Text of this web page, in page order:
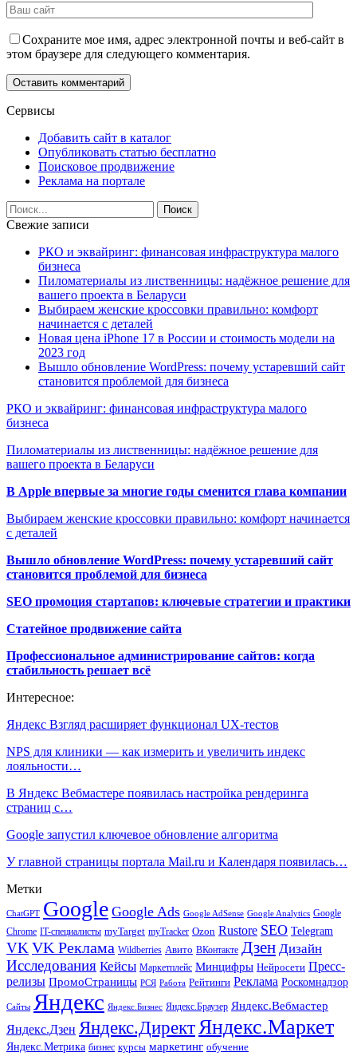
Сохраните мое имя, адрес электронной почты и веб-сайт в
этом браузере для следующего комментария.
Сервисы
Добавить сайт в каталог
Опубликовать статью бесплатно
Поисковое продвижение
Реклама на портале
Свежие записи
РКО и эквайринг: финансовая инфраструктура малого
бизнеса
Пиломатериалы из лиственницы: надёжное решение для
вашего проекта в Беларуси
Выбираем женские кроссовки правильно: комфорт
начинается с деталей
Новая цена iPhone 17 в России и стоимость модели на
2023 год
Вышло обновление WordPress: почему устаревший сайт
становится проблемой для бизнеса
РКО и эквайринг: финансовая инфраструктура малого
бизнеса
Пиломатериалы из лиственницы: надёжное решение для
вашего проекта в Беларуси
В Apple впервые за многие годы сменится глава компании
Выбираем женские кроссовки правильно: комфорт начинается
с деталей
Вышло обновление WordPress: почему устаревший сайт
становится проблемой для бизнеса
SEO промоция стартапов: ключевые стратегии и практики
Статейное продвижение сайта
Профессиональное администрирование сайтов: когда
стабильность решает всё
Интересное:
Яндекс Взгляд расширяет функционал UX-тестов
NPS для клиники — как измерить и увеличить индекс
лояльности…
В Яндекс Вебмастере появилась настройка рендеринга
страниц с…
Google запустил ключевое обновление алгоритма
У главной страницы портала Mail.ru и Календаря появилась…
Метки
ChatGPT Google Google Ads Google AdSense Google Analytics Google
Chrome IT-специалисты myTarget myTracker Ozon Rustore SEO Telegram
VK VK Реклама Wildberries Авито ВКонтакте Дзен Дизайн
Исследования Кейсы Маркетплейс Минцифры Нейросети Пресс-
релизы ПромоСтраницы РСЯ Работа Рейтинги Реклама Роскомнадзор
Сайты Яндекс Яндекс.Бизнес Яндекс.Браузер Яндекс.Вебмастер
Яндекс.Дзен Яндекс.ДиректЯндекс.Маркет
Яндекс.Метрика бизнес курсы маркетинг обучение